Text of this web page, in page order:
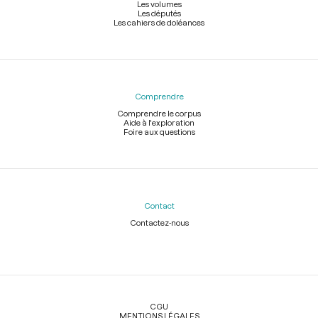
Les volumes
Les députés
Les cahiers de doléances
Comprendre
Comprendre le corpus
Aide à l'exploration
Foire aux questions
Contact
Contactez-nous
Légal
CGU
MENTIONS LÉGALES